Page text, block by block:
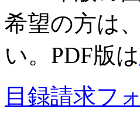
希望の方は
い。PDF版は
目録請求フ